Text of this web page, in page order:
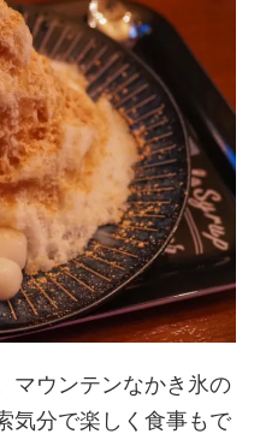
マウンテンなかき氷の
気分で楽しく食事もで